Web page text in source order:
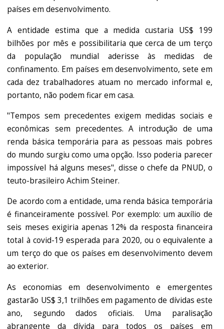
países em desenvolvimento.
A entidade estima que a medida custaria US$ 199
bilhões por mês e possibilitaria que cerca de um terço
da população mundial aderisse às medidas de
confinamento. Em países em desenvolvimento, sete em
cada dez trabalhadores atuam no mercado informal e,
portanto, não podem ficar em casa.
"Tempos sem precedentes exigem medidas sociais e
econômicas sem precedentes. A introdução de uma
renda básica temporária para as pessoas mais pobres
do mundo surgiu como uma opção. Isso poderia parecer
impossível há alguns meses", disse o chefe da PNUD, o
teuto-brasileiro Achim Steiner.
De acordo com a entidade, uma renda básica temporária
é financeiramente possível. Por exemplo: um auxílio de
seis meses exigiria apenas 12% da resposta financeira
total à covid-19 esperada para 2020, ou o equivalente a
um terço do que os países em desenvolvimento devem
ao exterior.
As economias em desenvolvimento e emergentes
gastarão US$ 3,1 trilhões em pagamento de dívidas este
ano, segundo dados oficiais. Uma paralisação
abrangente da dívida para todos os países em